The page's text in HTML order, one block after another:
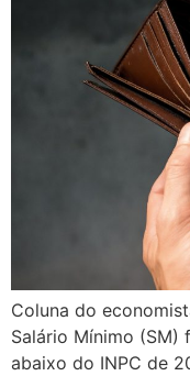
Coluna do
Salário Mínimo (SM)
abaixo do INPC de